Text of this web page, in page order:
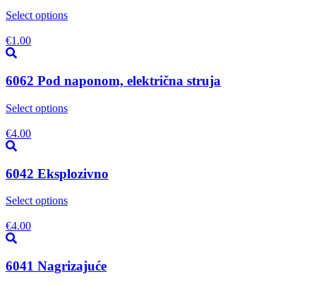
Select options
€1.00
6062 Pod naponom, električna struja
Select options
€4.00
6042 Eksplozivno
Select options
€4.00
6041 Nagrizajuće